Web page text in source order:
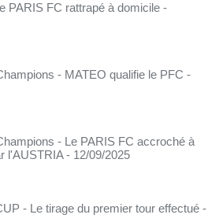
PARIS FC rattrapé à domicile -
- MATEO qualifie le PFC -
- Le PARIS FC accroché à
l'AUSTRIA - 12/09/2025
- Le tirage du premier tour effectué -